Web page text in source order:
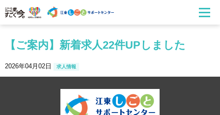
【ご案内】新着求人22件UPしました
2026年04月02日 求人情報